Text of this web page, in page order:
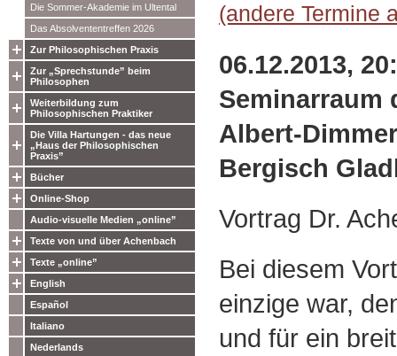
Die Sommer-Akademie im Ultental
Das Absolvententreffen 2026
Zur Philosophischen Praxis
Zur „Sprechstunde” beim
Philosophen
Weiterbildung zum
Philosophischen Praktiker
Die Villa Hartungen - das neue
„Haus der Philosophischen
Praxis”
Bücher
Online-Shop
Audio-visuelle Medien „online”
Texte von und über Achenbach
Texte „online”
English
Español
Italiano
Nederlands
(andere Termine
06.12.2013,
Seminarraum
Albert-
Bergisch
Vortrag Dr.
Bei diesem
einzige war,
und für ein